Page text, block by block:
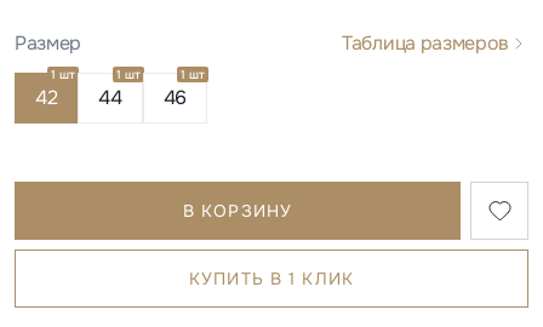
Размер Таблица размеров
42
1 шт
44
1 шт
46
1 шт
В КОРЗИНУ
КУПИТЬ В 1 КЛИК